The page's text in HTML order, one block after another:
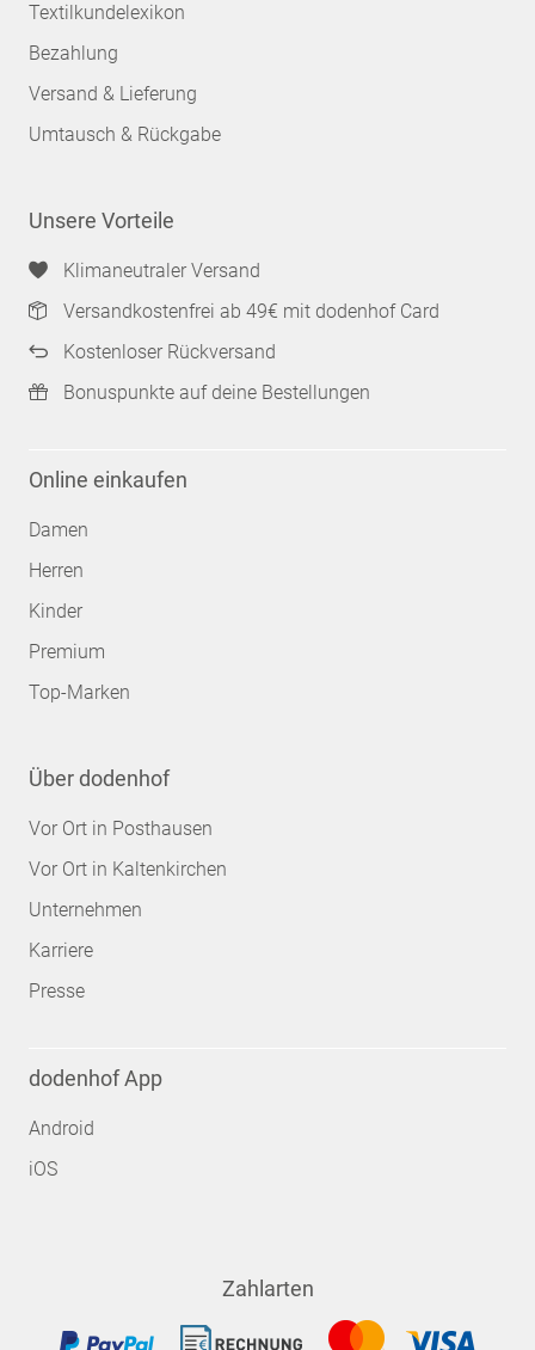
Textilkundelexikon
Bezahlung
Versand & Lieferung
Umtausch & Rückgabe
Unsere Vorteile
Klimaneutraler Versand
Versandkostenfrei ab 49€ mit dodenhof Card
Kostenloser Rückversand
Bonuspunkte auf deine Bestellungen
Online einkaufen
Damen
Herren
Kinder
Premium
Top-Marken
Über dodenhof
Vor Ort in Posthausen
Vor Ort in Kaltenkirchen
Unternehmen
Karriere
Presse
dodenhof App
Android
iOS
Zahlarten